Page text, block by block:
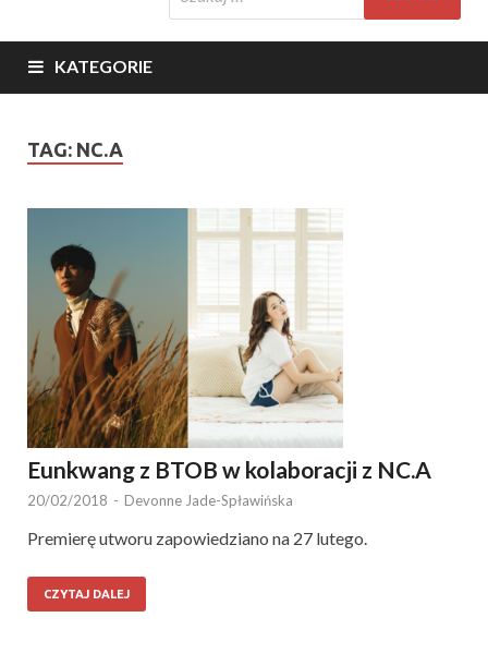
KATEGORIE
TAG: NC.A
Eunkwang z BTOB w kolaboracji z NC.A
20/02/2018 - Devonne Jade-Spławińska
Premierę utworu zapowiedziano na 27 lutego.
CZYTAJ DALEJ